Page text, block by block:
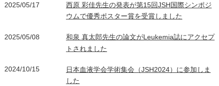
2025/05/17
西原 彩佳先生の発表が第15回JSH国際シンポジ
ウムで優秀ポスター賞を受賞しました
2025/05/08
和泉 真太郎先生の論文がLeukemia誌にアクセプ
トされました
2024/10/15
日本血液学会学術集会（JSH2024）に参加しま
した